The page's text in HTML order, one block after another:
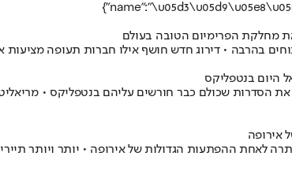
מחלקת הפרימיום הטובה בעולם
נוחים בהרבה • דירוג חדש חושף אילו חברות תעופה
הסדרות שכולם כבר חורשים עליהם בנטפליקס •
אירופה
לאחת ההפתעות הגדולות של אירופה • יותר ויותר